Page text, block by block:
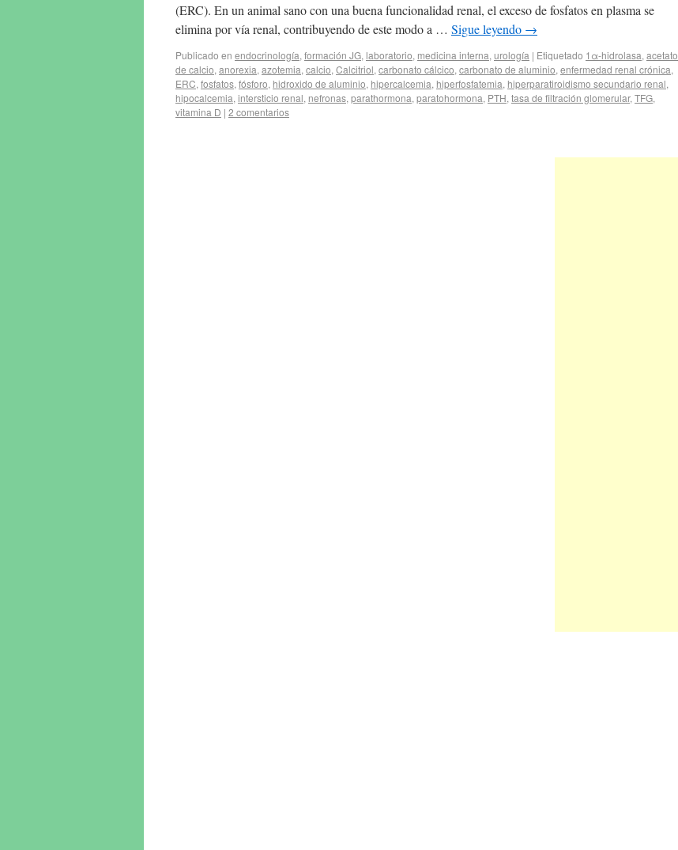
(ERC). En un animal sano con una buena funcionalidad renal, el exceso de fosfatos en plasma se
elimina por vía renal, contribuyendo de este modo a … Sigue leyendo →
Publicado en endocrinología, formación JG, laboratorio, medicina interna, urología | Etiquetado 1α-hidrolasa, acetato
de calcio, anorexia, azotemia, calcio, Calcitriol, carbonato cálcico, carbonato de aluminio, enfermedad renal crónica,
ERC, fosfatos, fósforo, hidroxido de aluminio, hipercalcemia, hiperfosfatemia, hiperparatiroidismo secundario renal,
hipocalcemia, intersticio renal, nefronas, parathormona, paratohormona, PTH, tasa de filtración glomerular, TFG,
vitamina D | 2 comentarios